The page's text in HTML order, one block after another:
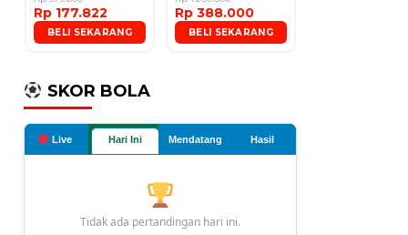
Rp 177.822
BELI SEKARANG
Microphone
Rp 388.000
BELI SEKARANG
SKOR BOLA
Live Hari Ini Mendatang Hasil
Tidak ada pertandingan hari ini.